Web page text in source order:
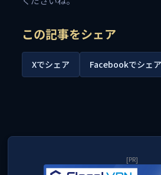
この記事をシェア
Xでシェア Facebookでシェア
[PR]